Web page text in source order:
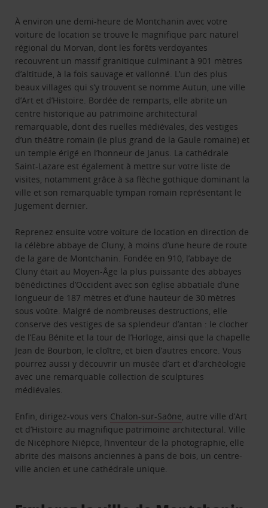
À environ une demi-heure de Montchanin avec votre
voiture de location se trouve le magnifique parc naturel
régional du Morvan, dont les forêts verdoyantes
recouvrent un massif granitique culminant à 901 mètres
d’altitude, à la fois sauvage et vallonné. L’un des plus
beaux villages qui s’y trouvent se nomme Autun, une ville
d’Art et d’Histoire. Bordée de remparts, elle abrite un
centre historique au patrimoine architectural
remarquable, dont des ruelles médiévales, des vestiges
d’un théâtre romain (le plus grand de la Gaule romaine) et
un temple érigé en l’honneur de Janus. La cathédrale
Saint-Lazare est également à mettre sur votre liste de
visites, notamment grâce à sa flèche gothique dominant la
ville et son remarquable tympan romain représentant le
Jugement dernier.
Reprenez ensuite votre voiture de location en direction de
la célèbre abbaye de Cluny, à moins d’une heure de route
de la gare de Montchanin. Fondée en 910, l’abbaye de
Cluny était au Moyen-Âge la plus puissante des abbayes
bénédictines d’Occident avec son église abbatiale d’une
longueur de 187 mètres et d’une hauteur de 30 mètres
sous voûte. Malgré de nombreuses destructions, elle
conserve des vestiges de sa splendeur d’antan : le clocher
de l’Eau Bénite et la tour de l’Horloge, ainsi que la chapelle
Jean de Bourbon, le cloître, et bien d’autres encore. Vous
pourrez aussi y découvrir un musée d’art et d’archéologie
avec une remarquable collection de sculptures
médiévales.
Enfin, dirigez-vous vers Chalon-sur-Saône, autre ville d’Art
et d’Histoire au magnifique patrimoine architectural. Ville
de Nicéphore Niépce, l’inventeur de la photographie, elle
abrite des maisons anciennes à pans de bois, un centre-
ville ancien et une cathédrale unique.